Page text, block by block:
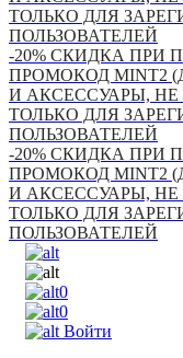
ТОЛЬКО ДЛЯ
ПОЛЬЗОВАТЕЛЕЙ
-20% СКИДКА ПРИ
ПРОМОКОД MINT2
И АКСЕССУАРЫ,
ТОЛЬКО ДЛЯ
ПОЛЬЗОВАТЕЛЕЙ
-20% СКИДКА ПРИ
ПРОМОКОД MINT2
И АКСЕССУАРЫ,
ТОЛЬКО ДЛЯ
ПОЛЬЗОВАТЕЛЕЙ
0
0
Войти